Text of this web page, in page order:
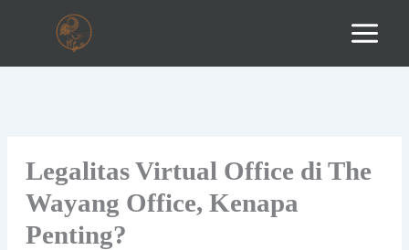
Legalitas Virtual Office di The
Wayang Office, Kenapa
Penting?